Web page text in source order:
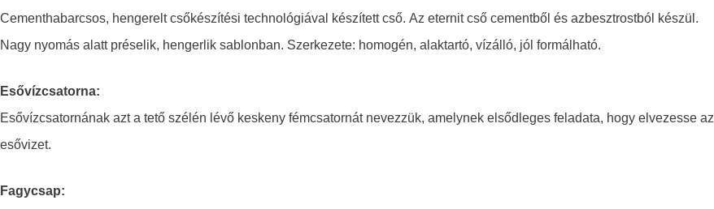
Cementhabarcsos, hengerelt csőkészítési technológiával készített cső. Az eternit cső cementből és azbesztrostból készül.
Nagy nyomás alatt préselik, hengerlik sablonban. Szerkezete: homogén, alaktartó, vízálló, jól formálható.
Esővízcsatorna:
Esővízcsatornának azt a tető szélén lévő keskeny fémcsatornát nevezzük, amelynek elsődleges feladata, hogy elvezesse az
esővizet.
Fagycsap: